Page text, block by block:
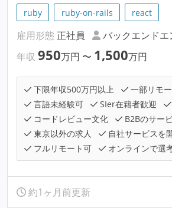
ruby ruby-on-rails react
雇用形態 正社員 バックエンドエ
年収 950万円 〜 1,500万円
下限年収500万円以上
一部リモ
言語未経験可
SIer在籍者歓迎
コードレビュー文化
B2Bのサー
東京以外の求人
自社サービスを
フルリモート可
オンラインで選
約1ヶ月前更新